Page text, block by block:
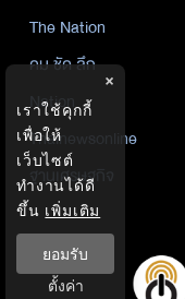
The Nation
คม ชัด ลึก
Nation
Thainewsonline
ฐานเศรษฐกิจ
×
เราใช้คุกกี้
เพื่อให้
เว็บไซต์
ทำงานได้ดี
ขึ้น เพิ่มเติม
ยอมรับ
ตั้งค่า